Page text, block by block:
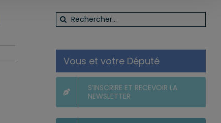
Rechercher:
Vous et votre Député
S’INSCRIRE ET RECEVOIR LA
NEWSLETTER